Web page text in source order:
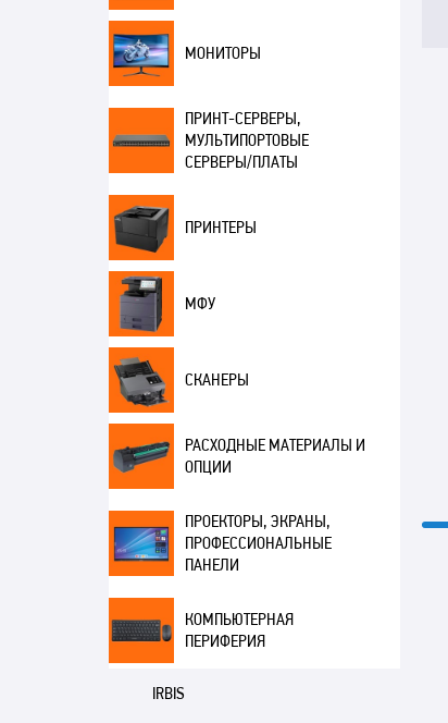
МОНИТОРЫ
ПРИНТ-СЕРВЕРЫ,
МУЛЬТИПОРТОВЫЕ
СЕРВЕРЫ/ПЛАТЫ
ПРИНТЕРЫ
МФУ
СКАНЕРЫ
РАСХОДНЫЕ МАТЕРИАЛЫ И
ОПЦИИ
ПРОЕКТОРЫ, ЭКРАНЫ,
ПРОФЕССИОНАЛЬНЫЕ
ПАНЕЛИ
КОМПЬЮТЕРНАЯ
ПЕРИФЕРИЯ
IRBIS